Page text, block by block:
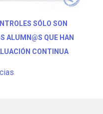
SÓLO SON
ALUMN@S QUE HAN
CONTINUA